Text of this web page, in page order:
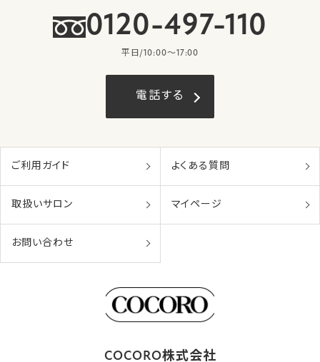
0120-497-110
平日/10:00〜17:00
電話する
ご利用ガイド よくある質問
取扱いサロン マイページ
お問い合わせ
COCORO株式会社